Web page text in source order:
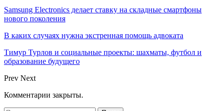
Samsung Electronics делает ставку на складные смартфоны
нового поколения
В каких случаях нужна экстренная помощь адвоката
Тимур Турлов и социальные проекты: шахматы, футбол и
образование будущего
Prev Next
Комментарии закрыты.